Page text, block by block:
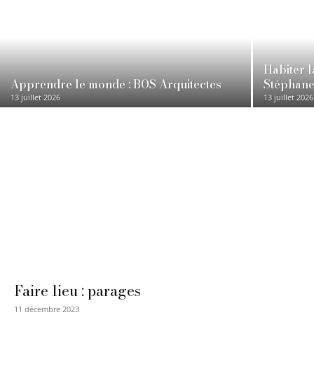
Apprendre le monde : BOS Arquitectes
13 juillet 2026
Habiter
13 juillet 2026
Faire lieu : parages
11 décembre 2023